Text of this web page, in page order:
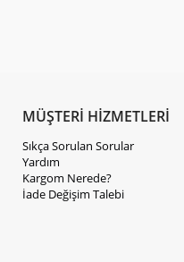
MÜŞTERİ HİZMETLERİ
Sıkça Sorulan Sorular
Yardım
Kargom Nerede?
İade Değişim Talebi